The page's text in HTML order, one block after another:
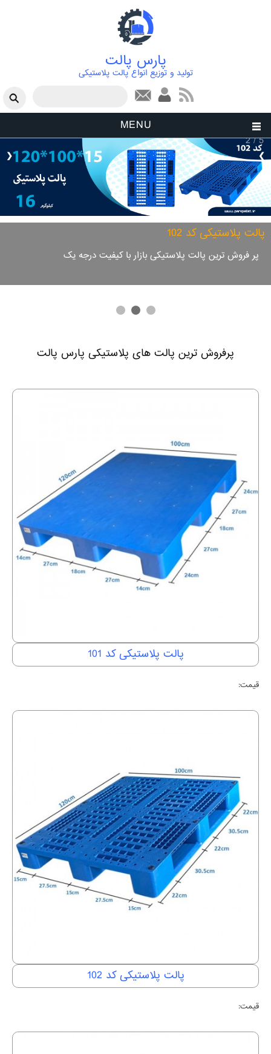
پارس پالت
تولید و توزیع انواع پالت پلاستیکی
فرم جستجو
MENU
5 / 2
پالت پلاستیکی کد 102
پر فروش ترین پالت پلاستیکی بازار با کیفیت درجه یک
❮ ❯
پرفروش ترین پالت های پلاستیکی پارس پالت
پالت پلاستیکی کد 101
قیمت:
پالت پلاستیکی کد 102
قیمت: